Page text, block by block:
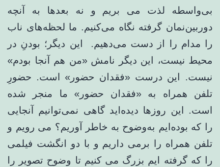
بی‌واسطه لذت می بریم و نه بعدها به آنچه
دوربین‌نمان گرفته نگاه می‌کنیم. ما لحظه‌های ناب
را مدام را از دست می‌دهیم. این دیگر؛ بودنِ در
محیط نیست، این دیگر نامش «من هم آنجا بودم»
نیست. این درست «فقدان حضور» است. حضورِ
تلفن همراه به «فقدان حضور» ما منجر شده
است. این روزها دیده‌اید گاهی نمی‌توانیم آنجایی
را که بوده‌ایم به‌وضوح به خاطر آوریم؟ می رویم و
تلفن همراه را برمی داریم و با دو انگشت فیلمی
را که گرفته ایم بزرگ می کنیم تا وضوح تصویر را